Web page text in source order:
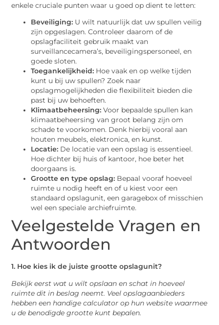
enkele cruciale punten waar u goed op dient te letten:
Beveiliging: U wilt natuurlijk dat uw spullen veilig
zijn opgeslagen. Controleer daarom of de
opslagfaciliteit gebruik maakt van
surveillancecamera’s, beveiligingspersoneel, en
goede sloten.
Toegankelijkheid: Hoe vaak en op welke tijden
kunt u bij uw spullen? Zoek naar
opslagmogelijkheden die flexibiliteit bieden die
past bij uw behoeften.
Klimaatbeheersing: Voor bepaalde spullen kan
klimaatbeheersing van groot belang zijn om
schade te voorkomen. Denk hierbij vooral aan
houten meubels, elektronica, en kunst.
Locatie: De locatie van een opslag is essentieel.
Hoe dichter bij huis of kantoor, hoe beter het
doorgaans is.
Grootte en type opslag: Bepaal vooraf hoeveel
ruimte u nodig heeft en of u kiest voor een
standaard opslagunit, een garagebox of misschien
wel een speciale archiefruimte.
Veelgestelde Vragen en
Antwoorden
1. Hoe kies ik de juiste grootte opslagunit?
Bekijk eerst wat u wilt opslaan en schat in hoeveel
ruimte dit in beslag neemt. Veel opslagaanbieders
hebben een handige calculator op hun website waarmee
u de benodigde grootte kunt bepalen.